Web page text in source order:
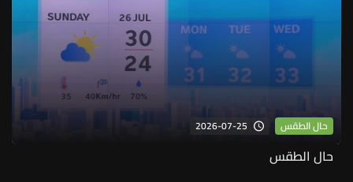
حال الطقس 2026-07-25
حال الطقس